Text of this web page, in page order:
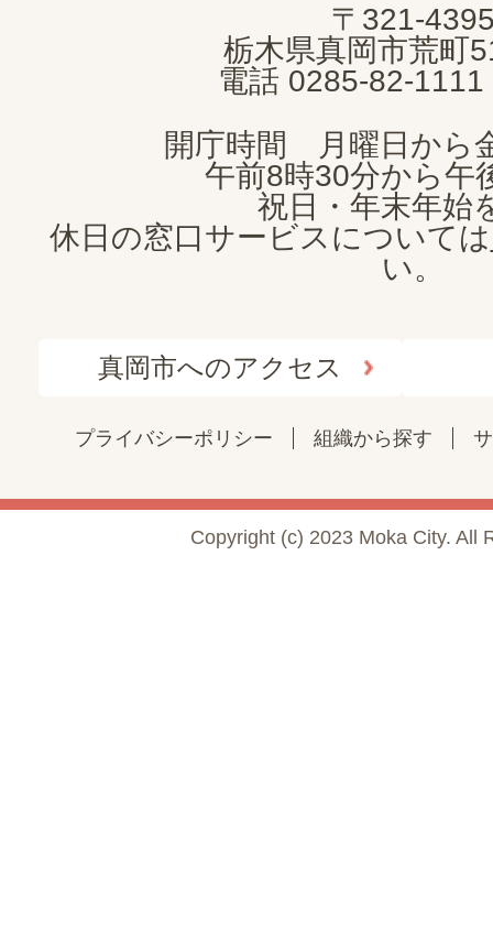
CITY
〒321-
栃木県真岡市荒町
電話 0285-82-1111
開庁時間 月曜日から
午前8時30分から午
祝日・年末年始
休日の窓口サービスについては
い。
真岡市へのアクセス
プライバシーポリシー 組織から探す
Copyright (c) 2023 Moka City. All